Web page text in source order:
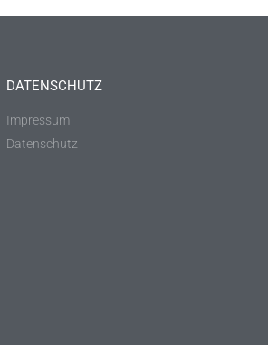
DATENSCHUTZ
Impressum
Datenschutz